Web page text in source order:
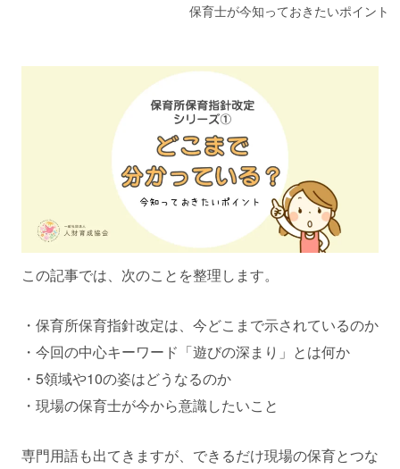
保育士が今知っておきたいポイント
この記事では、次のことを整理します。
・保育所保育指針改定は、今どこまで示されているのか
・今回の中心キーワード「遊びの深まり」とは何か
・5領域や10の姿はどうなるのか
・現場の保育士が今から意識したいこと
専門用語も出てきますが、できるだけ現場の保育とつな